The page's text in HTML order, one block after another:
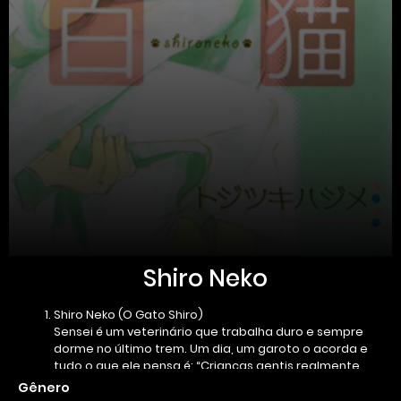
Shiro Neko
Shiro Neko (O Gato Shiro)
Sensei é um veterinário que trabalha duro e sempre
dorme no último trem. Um dia, um garoto o acorda e
tudo o que ele pensa é: “Crianças gentis realmente
existem”… Mas será que aquele garotinho é realmente
Gênero